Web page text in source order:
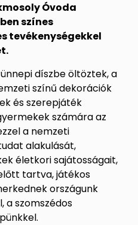
Óvoda
színes
tevékenységekkel
díszbe öltöztek, a
színű dekorációk
és szerepjáték
számára az
a nemzeti
alakulását,
életkori sajátosságait,
tartva, játékos
országunk
a szomszédos